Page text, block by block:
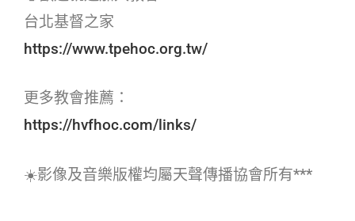
台北基督之家
https://www.tpehoc.org.tw/
更多教會推薦：
https://hvfhoc.com/links/
☀️影像及音樂版權均屬天聲傳播協會所有***